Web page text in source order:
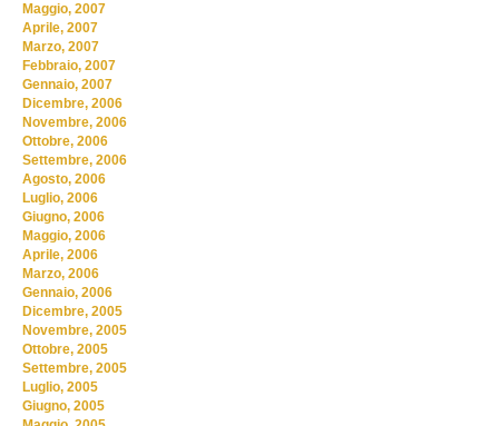
Maggio, 2007
Aprile, 2007
Marzo, 2007
Febbraio, 2007
Gennaio, 2007
Dicembre, 2006
Novembre, 2006
Ottobre, 2006
Settembre, 2006
Agosto, 2006
Luglio, 2006
Giugno, 2006
Maggio, 2006
Aprile, 2006
Marzo, 2006
Gennaio, 2006
Dicembre, 2005
Novembre, 2005
Ottobre, 2005
Settembre, 2005
Luglio, 2005
Giugno, 2005